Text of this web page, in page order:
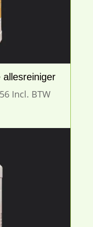
allesreiniger
Incl. BTW